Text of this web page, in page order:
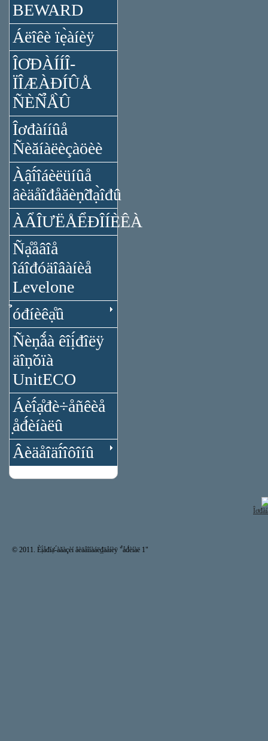
BEWARD
Áëîêè ïẹ̀àíèÿ
ÎƠĐÀÍÍÎ-
ÏÎÆÀĐÍÛÅ
ÑÈÑ̉Å̀Û
Îơđàííûå
Ñèăíàëèçàöèè
Àậî́îáèëüíûå
âèäåîđåăèṇ̃đạ̀îđû
ÀẨÎƯËÅỂĐÎÍÈÊÀ
Ñạ̊åâîå
îáîđóäîâàíèå
Levelone
̉óđíèêạ̊û
Ñèṇ̃ǻà êîị́đîëÿ
äîṇ̃óïà
UnitECO
Áèî́ạ̊đè÷åñêèå
̣åđ́èíàëû
Âèäåîäî́îôîíû
© 2011. Èị́åđíạ̊-́àăàçèí âèäåîíàáë₫äåíèÿ "̉åđ́èíàë 1"